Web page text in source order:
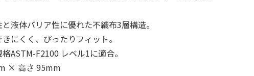
液体バリア性に優れた不織布3層構造。
にくく、ぴったりフィット。
ASTM-F2100 レベル1に適合。
× 高さ 95mm